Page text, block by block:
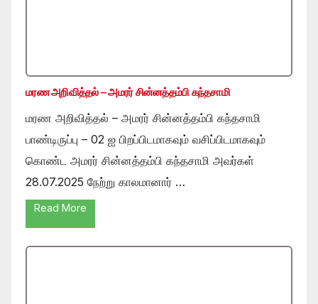
மரண அறிவித்தல் – அமரர் சின்னத்தம்பி கந்தசாமி
மரண அறிவித்தல் – அமரர் சின்னத்தம்பி கந்தசாமி
பாண்டிருப்பு – 02 ஐ பிறப்பிடமாகவும் வசிப்பிடமாகவும்
கொண்ட அமரர் சின்னத்தம்பி கந்தசாமி அவர்கள்
28.07.2025 நேற்று காலமானார் …
Read More